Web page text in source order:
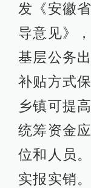
发《安徽
导意见》
基层公务
补贴方式
乡镇可提
统筹资金
位和人员
实报实销